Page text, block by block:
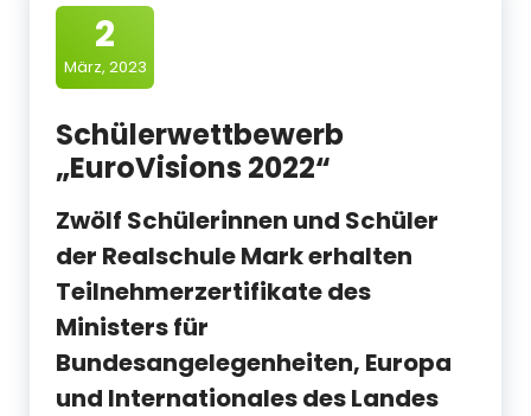
2
März, 2023
Schülerwettbewerb
„EuroVisions 2022“
Zwölf Schülerinnen und Schüler
der Realschule Mark erhalten
Teilnehmerzertifikate des
Ministers für
Bundesangelegenheiten, Europa
und Internationales des Landes